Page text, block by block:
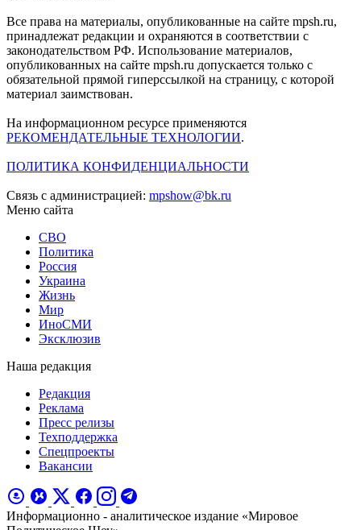
Все права на материалы, опубликованные на сайте mpsh.ru,
принадлежат редакции и охраняются в соответствии с
законодательством РФ. Использование материалов,
опубликованных на сайте mpsh.ru допускается только с
обязательной прямой гиперссылкой на страницу, с которой
материал заимствован.
На информационном ресурсе применяются
РЕКОМЕНДАТЕЛЬНЫЕ ТЕХНОЛОГИИ.
ПОЛИТИКА КОНФИДЕНЦИАЛЬНОСТИ
Связь с администрацией: mpshow@bk.ru
Меню сайта
СВО
Политика
Россия
Украина
Жизнь
Мир
ИноСМИ
Эксклюзив
Наша редакция
Редакция
Реклама
Пресс релизы
Техподдержка
Спецпроекты
Вакансии
Информационно - аналитическое издание «Мировое